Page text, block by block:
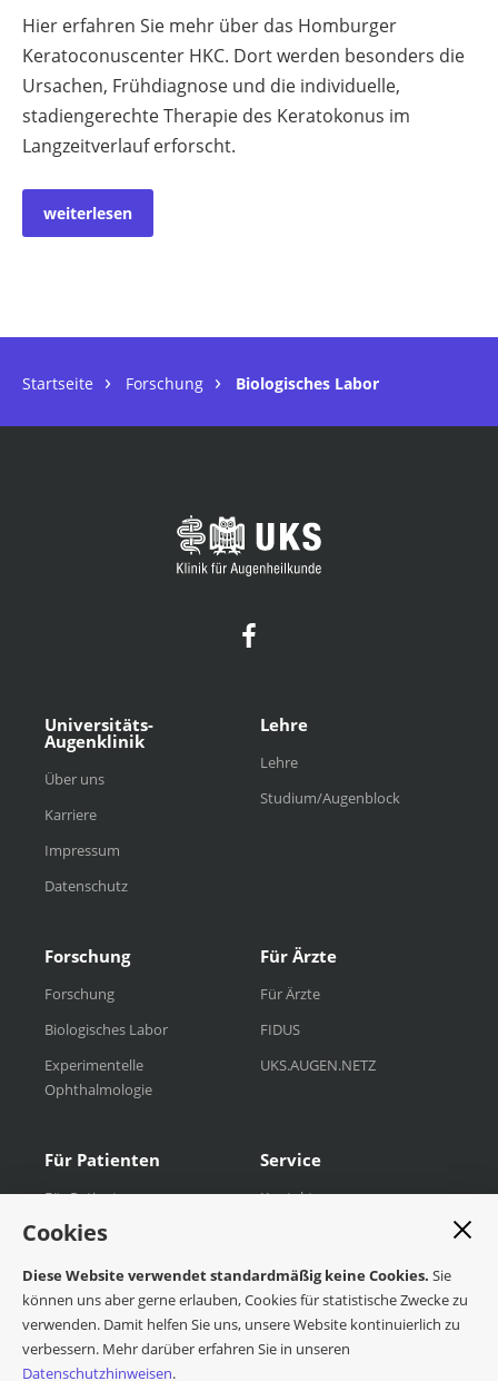
Hier erfahren Sie mehr über das Homburger
Keratoconuscenter HKC. Dort werden besonders die
Ursachen, Frühdiagnose und die individuelle,
stadiengerechte Therapie des Keratokonus im
Langzeitverlauf erforscht.
weiterlesen
Startseite Forschung Biologisches Labor
Universitäts-
Augenklinik
Über uns
Karriere
Impressum
Datenschutz
Lehre
Lehre
Studium/Augenblock
Forschung
Forschung
Biologisches Labor
Experimentelle
Ophthalmologie
Für Ärzte
Für Ärzte
FIDUS
UKS.AUGEN.NETZ
Für Patienten
Für Patienten
Unsere Ambulanzen
Service
Kontakt
© 2026 Universitätsklinikum des Saarlandes I Klinik für
Augenheilkunde
Cookies
Diese Website verwendet standardmäßig keine Cookies. Sie
können uns aber gerne erlauben, Cookies für statistische Zwecke zu
verwenden. Damit helfen Sie uns, unsere Website kontinuierlich zu
verbessern. Mehr darüber erfahren Sie in unseren
Datenschutzhinweisen.